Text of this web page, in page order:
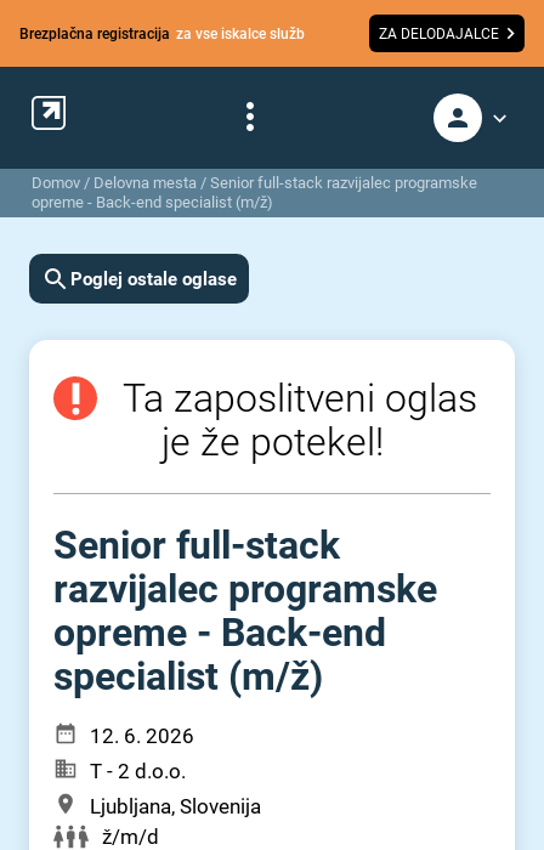
Brezplačna registracija za vse iskalce služb ZA DELODAJALCE
Domov / Delovna mesta / Senior full-stack razvijalec programske
opreme - Back-end specialist (m/ž)
Poglej ostale oglase
Ta zaposlitveni oglas
je že potekel!
Senior full-stack
razvijalec programske
opreme - Back-end
specialist (m⁠/⁠ž)
12. 6. 2026
T - 2 d.o.o.
Ljubljana, Slovenija
ž/m/d